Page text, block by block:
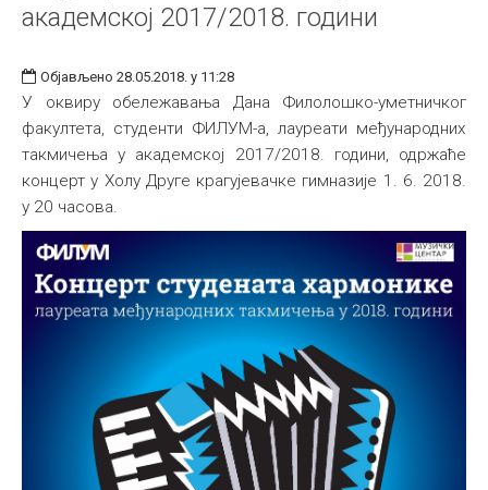
академској 2017/2018. години
Објављено 28.05.2018. у 11:28
У оквиру обележавања Дана Филолошко-уметничког
факултета, студенти ФИЛУМ-а, лауреати међународних
такмичења у академској 2017/2018. години, одржаће
концерт у Холу Друге крагујевачке гимназије 1. 6. 2018.
у 20 часова.